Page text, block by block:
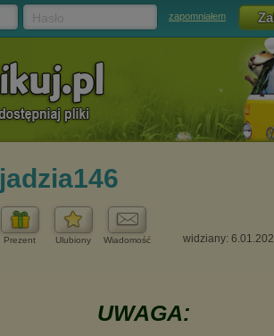
zapomniałem
jadzia146
Prezent Ulubiony Wiadomość widziany: